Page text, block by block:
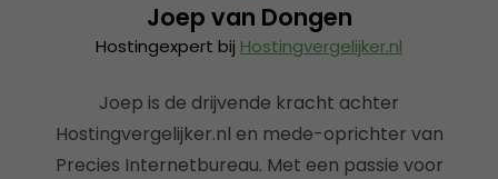
Joep van Dongen
Hostingexpert bij Hostingvergelijker.nl
Joep is de drijvende kracht achter
Hostingvergelijker.nl en mede-oprichter van
Precies Internetbureau. Met een passie voor